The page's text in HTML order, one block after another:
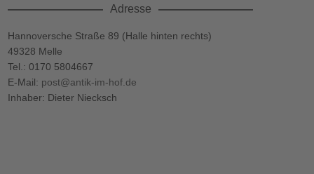
Adresse
Hannoversche Straße 89 (Halle hinten rechts)
49328 Melle
Tel.: 0170 5804667
E-Mail: post@antik-im-hof.de
Inhaber: Dieter Niecksch